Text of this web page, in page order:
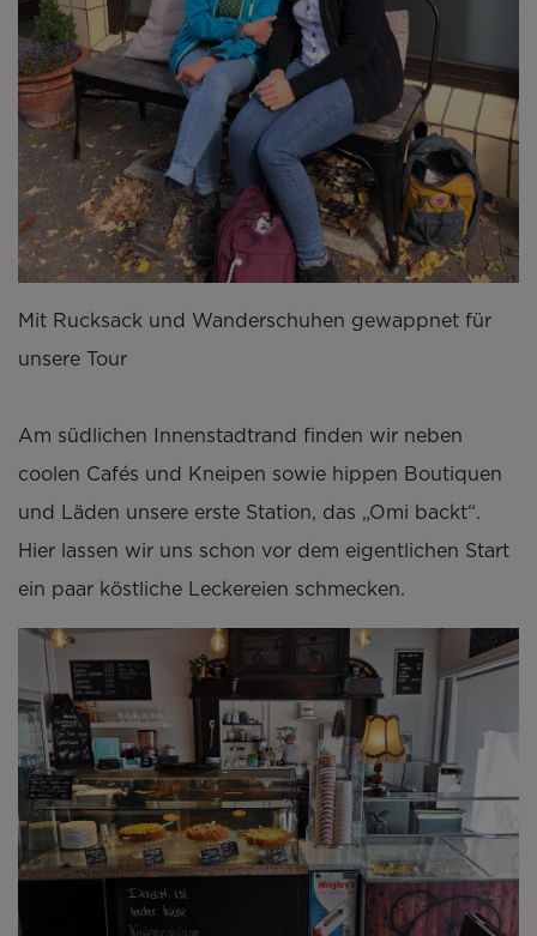
Mit Rucksack und Wanderschuhen gewappnet für
unsere Tour
Am südlichen Innenstadtrand finden wir neben
coolen Cafés und Kneipen sowie hippen Boutiquen
und Läden unsere erste Station, das „Omi backt“.
Hier lassen wir uns schon vor dem eigentlichen Start
ein paar köstliche Leckereien schmecken.